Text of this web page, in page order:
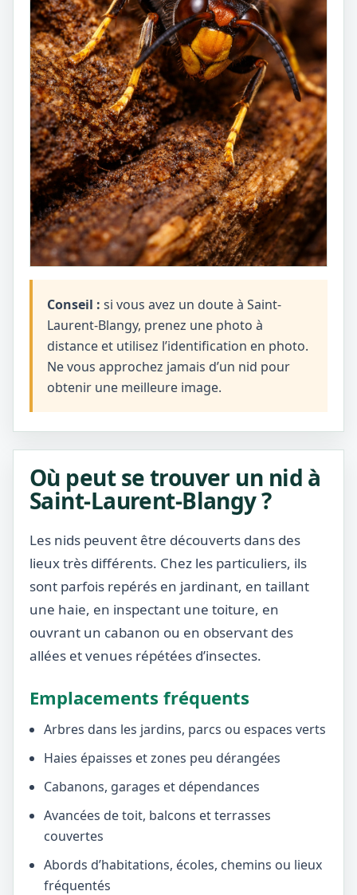
Conseil : si vous avez un doute à Saint-
Laurent-Blangy, prenez une photo à
distance et utilisez l’identification en photo.
Ne vous approchez jamais d’un nid pour
obtenir une meilleure image.
Où peut se trouver un nid à
Saint-Laurent-Blangy ?
Les nids peuvent être découverts dans des
lieux très différents. Chez les particuliers, ils
sont parfois repérés en jardinant, en taillant
une haie, en inspectant une toiture, en
ouvrant un cabanon ou en observant des
allées et venues répétées d’insectes.
Emplacements fréquents
Arbres dans les jardins, parcs ou espaces verts
Haies épaisses et zones peu dérangées
Cabanons, garages et dépendances
Avancées de toit, balcons et terrasses
couvertes
Abords d’habitations, écoles, chemins ou lieux
fréquentés